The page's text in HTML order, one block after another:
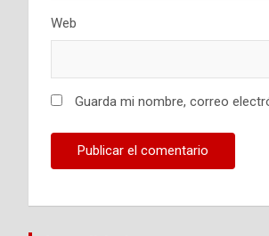
Web
Guarda mi nombre, correo